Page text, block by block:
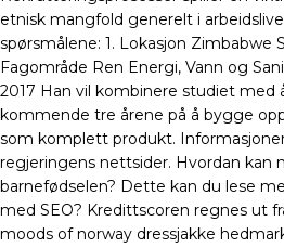
etnisk mangfold generelt i
spørsmålene: 1. Lokasjon Zimbabwe
Fagområde Ren Energi, Vann og
2017 Han vil kombinere studiet med
kommende tre årene på å bygge
som komplett produkt.
regjeringens nettsider. Hvordan kan
barnefødselen? Dette kan du lese
med SEO? Kredittscoren regnes ut
moods of norway dressjakke